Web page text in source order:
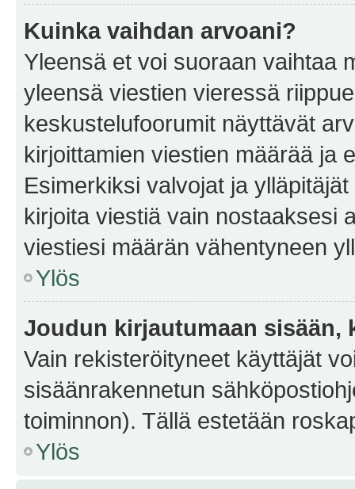
Kuinka vaihdan arvoani?
Yleensä et voi suoraan vaihtaa
yleensä viestien vieressä
keskustelufoorumit näyttävät
kirjoittamien viestien määrää ja
Esimerkiksi valvojat ja
kirjoita viestiä vain nostaaksesi
viestiesi määrän vähentyneen
Ylös
Joudun kirjautumaan sisään,
Vain rekisteröityneet käyttäjät
sisäänrakennetun
toiminnon). Tällä estetään
Ylös